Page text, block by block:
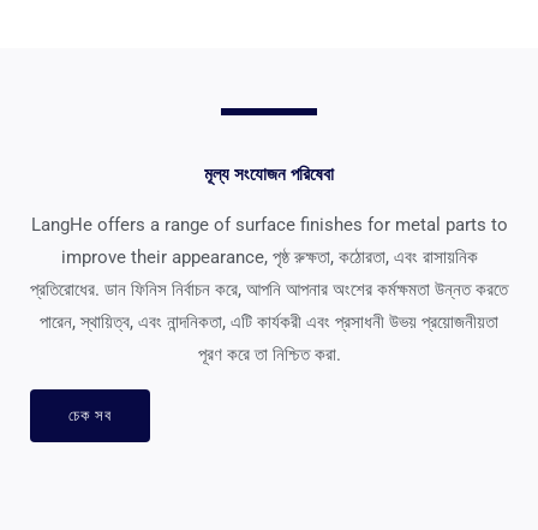
মূল্য সংযোজন পরিষেবা
LangHe offers a range of surface finishes for metal parts to
improve their appearance, পৃষ্ঠ রুক্ষতা, কঠোরতা, এবং রাসায়নিক
প্রতিরোধের. ডান ফিনিস নির্বাচন করে, আপনি আপনার অংশের কর্মক্ষমতা উন্নত করতে
পারেন, স্থায়িত্ব, এবং নান্দনিকতা, এটি কার্যকরী এবং প্রসাধনী উভয় প্রয়োজনীয়তা
পূরণ করে তা নিশ্চিত করা.
চেক সব